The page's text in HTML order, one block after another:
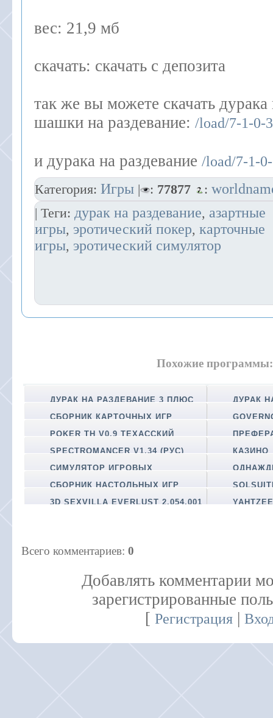
вес: 21,9 мб
скачать: скачать с депозита
так же вы можете скачать дурака
шашки на раздевание: /load/7-1-0-
и дурака на раздевание /load/7-1-
Категория: Игры | : 77877 :
| Теги: дурак на раздевание, азартные
игры, эротический покер, карточные
игры, эротический симулятор
Похожие программы:
ДУРАК НА РАЗДЕВАНИЕ 3 ПЛЮС
ДУРАК
СБОРНИК КАРТОЧНЫХ ИГР
POKER TH V0.9 ТЕХАССКИЙ
SPECTROMANCER V1.34 (РУС)
КАЗИНО
СИМУЛЯТОР ИГРОВЫХ
СБОРНИК НАСТОЛЬНЫХ ИГР
3D SEXVILLA EVERLUST 2.054.001
Всего комментариев: 0
Добавлять комментарии
зарегистрированные
[Регистрация |